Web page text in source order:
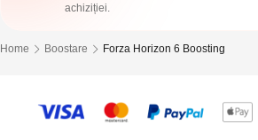
achiziției.
Home Boostare Forza Horizon 6 Boosting